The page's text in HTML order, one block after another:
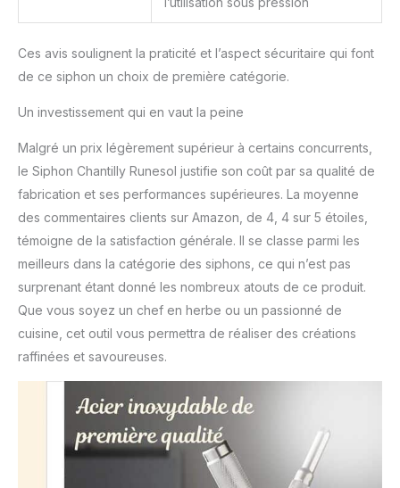
pour organiser des fêtes
de Noël et du Nouvel An,
des cadeaux pour
Ces avis soulignent la praticité et l’aspect sécuritaire qui font
de ce siphon un choix de première catégorie.
Un investissement qui en vaut la peine
Malgré un prix légèrement supérieur à certains concurrents,
le Siphon Chantilly Runesol justifie son coût par sa qualité de
fabrication et ses performances supérieures. La moyenne
des commentaires clients sur Amazon, de 4, 4 sur 5 étoiles,
témoigne de la satisfaction générale. Il se classe parmi les
meilleurs dans la catégorie des siphons, ce qui n’est pas
surprenant étant donné les nombreux atouts de ce produit.
Que vous soyez un chef en herbe ou un passionné de
cuisine, cet outil vous permettra de réaliser des créations
raffinées et savoureuses.